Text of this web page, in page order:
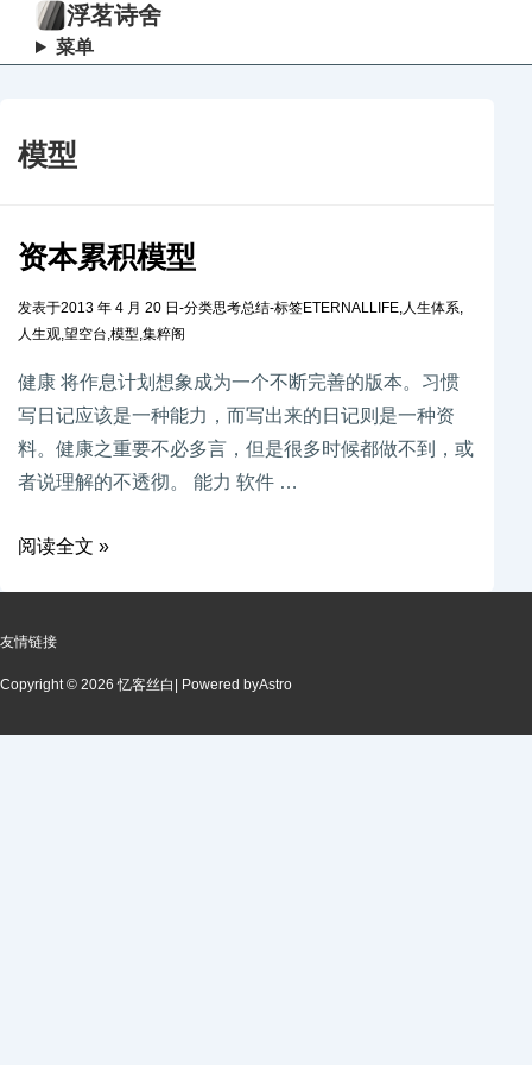
浮茗诗舍
菜单
模型
资本累积模型
发表于2013 年 4 月 20 日 -分类思考总结-标签ETERNALLIFE,人生体系,
人生观,望空台,模型,集粹阁
健康 将作息计划想象成为一个不断完善的版本。习惯
写日记应该是一种能力，而写出来的日记则是一种资
料。健康之重要不必多言，但是很多时候都做不到，或
者说理解的不透彻。 能力 软件 …
阅读全文 »
友情链接
Copyright © 2026 忆客丝白 | Powered byAstro